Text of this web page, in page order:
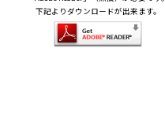
下記よりダウンロードが出来ます。